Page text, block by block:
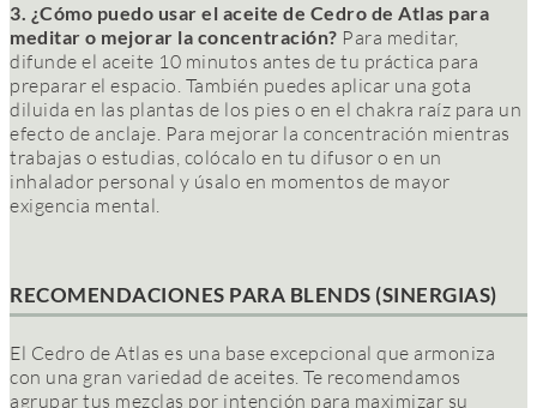
3. ¿Cómo puedo usar el aceite de Cedro de Atlas para
meditar o mejorar la concentración? Para meditar,
difunde el aceite 10 minutos antes de tu práctica para
preparar el espacio. También puedes aplicar una gota
diluida en las plantas de los pies o en el chakra raíz para un
efecto de anclaje. Para mejorar la concentración mientras
trabajas o estudias, colócalo en tu difusor o en un
inhalador personal y úsalo en momentos de mayor
exigencia mental.
RECOMENDACIONES PARA BLENDS (SINERGIAS)
El Cedro de Atlas es una base excepcional que armoniza
con una gran variedad de aceites. Te recomendamos
agrupar tus mezclas por intención para maximizar su